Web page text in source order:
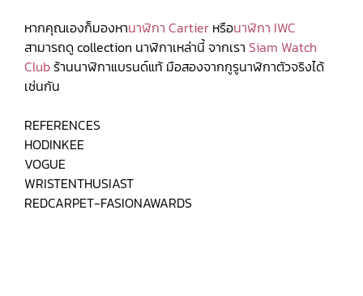
หากคุณเองก็มองหานาฬิกา Cartier หรือนาฬิกา IWC
สามารถดู collection นาฬิกาเหล่านี้ จากเรา Siam Watch
Clubร้านนาฬิกาแบรนด์แท้ มือสองจากกูรูนาฬิกาตัวจริงได้
เช่นกัน
REFERENCES
HODINKEE
VOGUE
WRISTENTHUSIAST
REDCARPET-FASIONAWARDS